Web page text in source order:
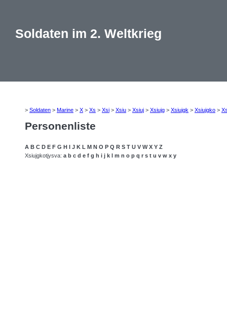
Soldaten im 2. Weltkrieg
> Soldaten > Marine > X > Xs > Xsi > Xsiu > Xsiuj > Xsiujg > Xsiujgk > Xsiujgko >
Personenliste
A B C D E F G H I J K L M N O P Q R S T U V W X Y Z
Xsiujgkotjysva: a b c d e f g h i j k l m n o p q r s t u v w x y